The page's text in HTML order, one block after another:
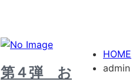
HOME
admin
第４弾 お